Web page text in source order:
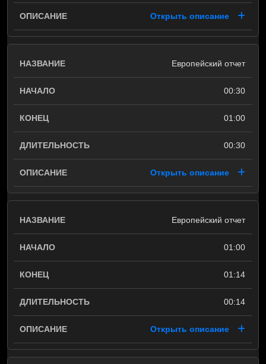
Открыть описание
Европейский отчет
00:30
01:00
00:30
Открыть описание
Европейский отчет
01:00
01:14
00:14
Открыть описание